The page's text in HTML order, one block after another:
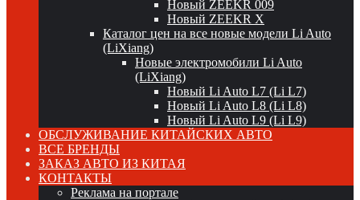
Новый ZEEKR 009
Новый ZEEKR X
Каталог цен на все новые модели Li Auto
(LiXiang)
Новые электромобили Li Auto
(LiXiang)
Новый Li Auto L7 (Li L7)
Новый Li Auto L8 (Li L8)
Новый Li Auto L9 (Li L9)
ОБСЛУЖИВАНИЕ КИТАЙСКИХ АВТО
ВСЕ БРЕНДЫ
ЗАКАЗ АВТО ИЗ КИТАЯ
КОНТАКТЫ
Реклама на портале